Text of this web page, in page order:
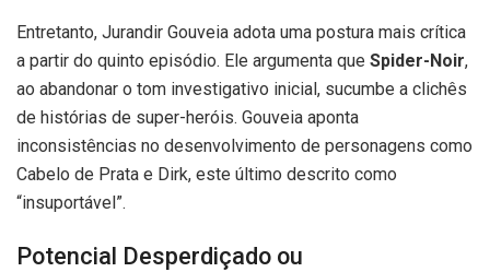
Entretanto, Jurandir Gouveia adota uma postura mais crítica
a partir do quinto episódio. Ele argumenta que Spider-Noir,
ao abandonar o tom investigativo inicial, sucumbe a clichês
de histórias de super-heróis. Gouveia aponta
inconsistências no desenvolvimento de personagens como
Cabelo de Prata e Dirk, este último descrito como
“insuportável”.
Potencial Desperdiçado ou